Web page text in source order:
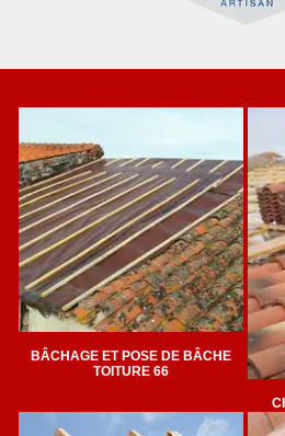
BÂCHAGE ET POSE DE BÂCHE
TOITURE 66